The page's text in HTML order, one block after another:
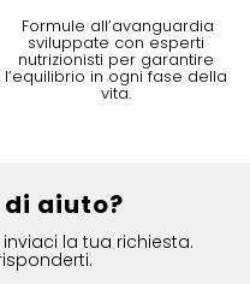
Formule all’avanguardia
sviluppate con esperti
nutrizionisti per garantire
l’equilibrio in ogni fase della
vita.
aiuto?
la tua richiesta.